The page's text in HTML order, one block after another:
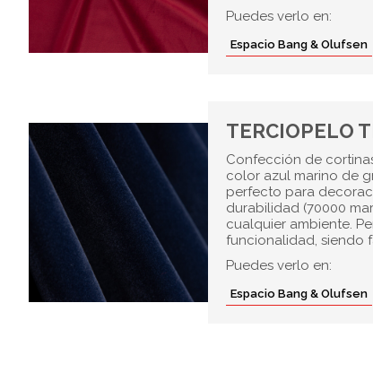
Puedes verlo en:
Espacio Bang & Olufsen
TERCIOPELO
Confección de
color azul marino de
perfecto para
durabilidad (70000
cualquier ambiente.
funcionalidad, siendo
Puedes verlo en:
Espacio Bang & Olufsen